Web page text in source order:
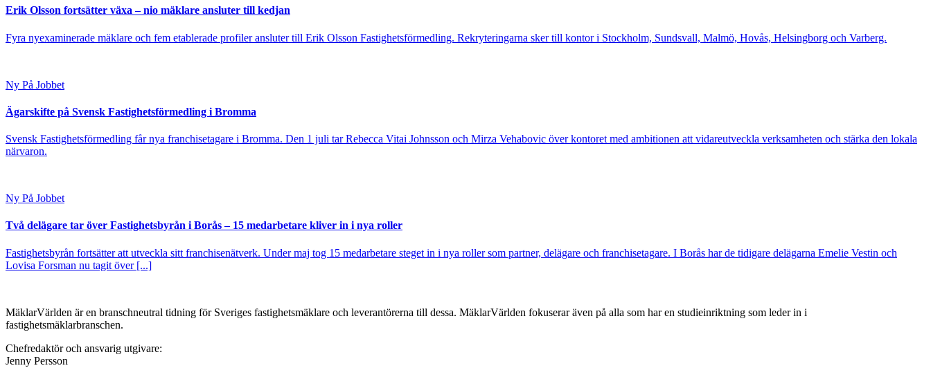
Erik Olsson fortsätter växa – nio mäklare ansluter till kedjan
Fyra nyexaminerade mäklare och fem etablerade profiler ansluter till Erik Olsson Fastighetsförmedling. Rekryteringarna sker till kontor i Stockholm, Sundsvall, Malmö, Hovås, Helsingborg och Varberg.
Ny På Jobbet
Ägarskifte på Svensk Fastighetsförmedling i Bromma
Svensk Fastighetsförmedling får nya franchisetagare i Bromma. Den 1 juli tar Rebecca Vitai Johnsson och Mirza Vehabovic över kontoret med ambitionen att vidareutveckla verksamheten och stärka den lokala
närvaron.
Ny På Jobbet
Två delägare tar över Fastighetsbyrån i Borås – 15 medarbetare kliver in i nya roller
Fastighetsbyrån fortsätter att utveckla sitt franchisenätverk. Under maj tog 15 medarbetare steget in i nya roller som partner, delägare och franchisetagare. I Borås har de tidigare delägarna Emelie Vestin och
Lovisa Forsman nu tagit över [...]
MäklarVärlden är en branschneutral tidning för Sveriges fastighetsmäklare och leverantörerna till dessa. MäklarVärlden fokuserar även på alla som har en studieinriktning som leder in i
fastighetsmäklarbranschen.
Chefredaktör och ansvarig utgivare:
Jenny Persson